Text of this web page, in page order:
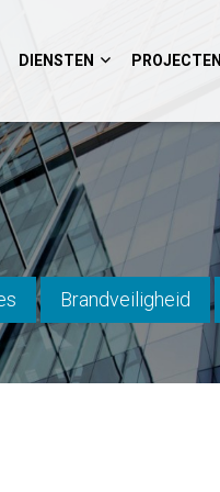
HOMEDIENSTEN PROJECTEN
Brandveiligheid